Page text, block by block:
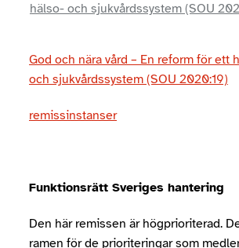
hälso- och sjukvårdssystem (SOU
God och nära vård – En reform för ett
och sjukvårdssystem (SOU 2020:19)
remissinstanser
Funktionsrätt Sveriges hantering
Den här remissen är högprioriterad.
ramen för de prioriteringar som